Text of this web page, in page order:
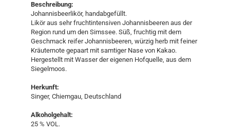
Beschreibung:
Johannisbeerlikör, handabgefüllt.
Likör aus sehr fruchtintensiven Johannisbeeren aus der
Region rund um den Simssee. Süß, fruchtig mit dem
Geschmack reifer Johannisbeeren, würzig herb mit feiner
Kräuternote gepaart mit samtiger Nase von Kakao.
Hergestellt mit Wasser der eigenen Hofquelle, aus dem
Siegelmoos.
Herkunft:
Singer, Chiemgau, Deutschland
Alkoholgehalt:
25 % VOL.